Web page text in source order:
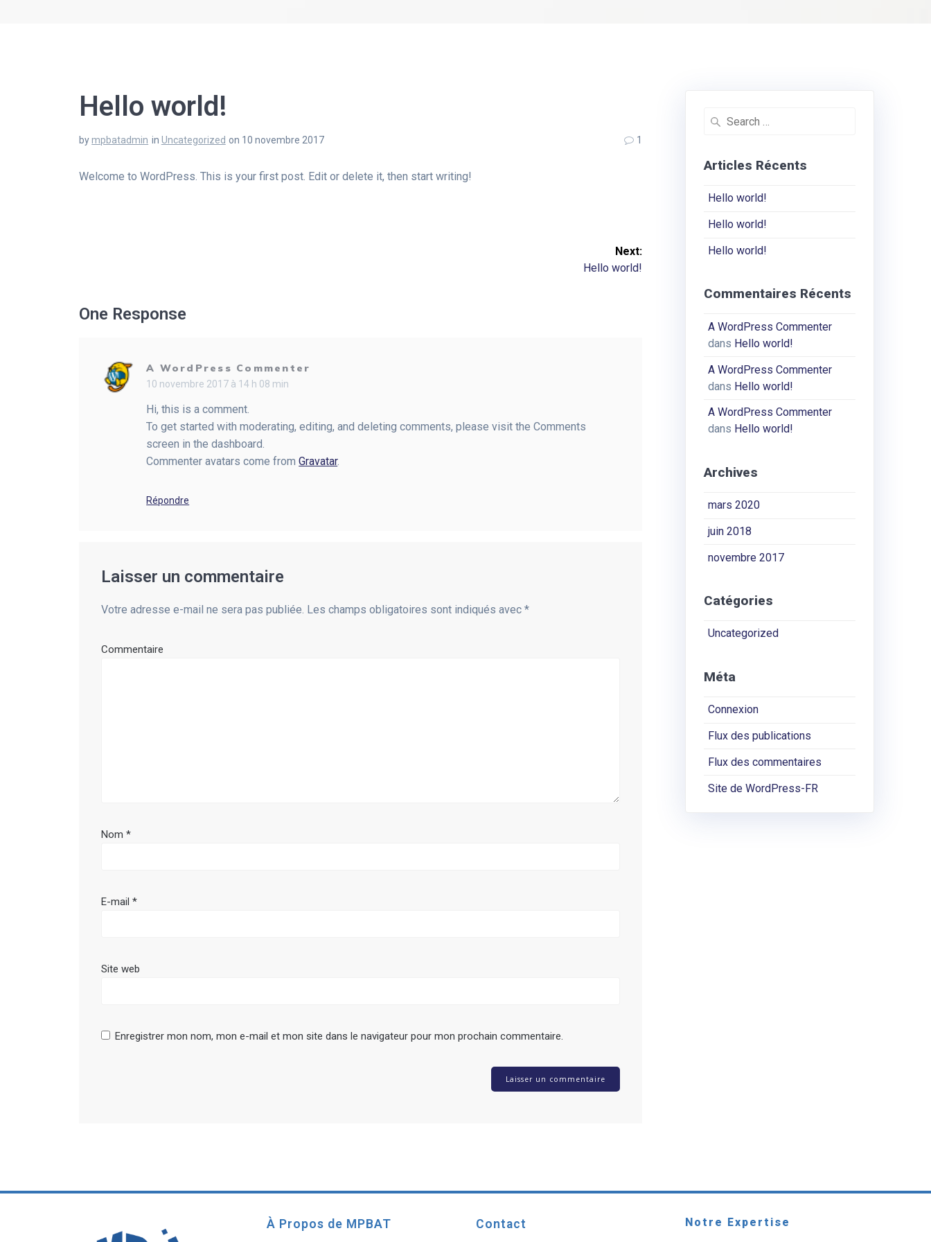
Hello world!
bympbatadmin in Uncategorized on 10 novembre 2017 1
Welcome to WordPress. This is your first post. Edit or delete it, then start writing!
l’article
Next:
Next
Hello world!
One Response
A WordPress Commenter
10 novembre 2017 à 14 h 08 min
Hi, this is a comment.
To get started with moderating, editing, and deleting comments, please visit the Comments
screen in the dashboard.
Commenter avatars come fromGravatar.
Répondre
Laisser un commentaire
Votre adresse e-mail ne sera pas publiée. Les champs obligatoires sont indiqués avec*
Commentaire
Nom*
E-mail*
Site web
Enregistrer mon nom, mon e-mail et mon site dans le navigateur pour mon prochain commentaire.
Search
Articles Récents
Hello world!
Hello world!
Hello world!
Commentaires Récents
A WordPress Commenter
dans Hello world!
A WordPress Commenter
dans Hello world!
A WordPress Commenter
dans Hello world!
Archives
mars 2020
juin 2018
novembre 2017
Catégories
Uncategorized
Méta
Connexion
Flux des publications
Flux des commentaires
Site de WordPress-FR
À Propos de MPBAT Contact Notre Expertise